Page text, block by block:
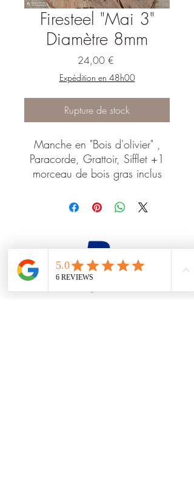
Firesteel "Mai 3"
Diamètre 8mm
24,00 €Prix
Expédition en 48h00
Rupture de stock
Manche en "Bois d'olivier" ,
Paracorde, Grattoir, Sifflet +1
morceau de bois gras inclus